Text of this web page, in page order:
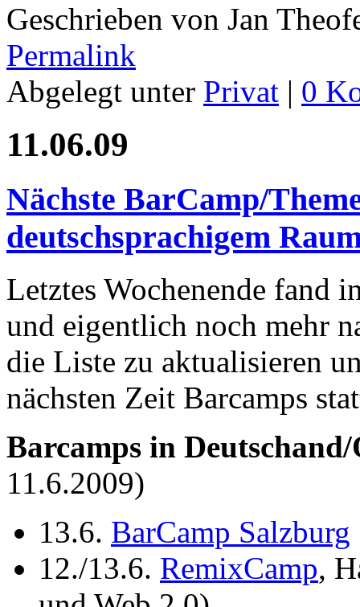
Geschrieben von Jan
Permalink
Abgelegt unter Privat | 0
11.06.09
Nächste BarCamp/
deutschsprachigem
Letztes Wochenende fand
und eigentlich noch mehr
die Liste zu aktualisieren
nächsten Zeit Barcamps
Barcamps in
11.6.2009)
13.6. BarCamp Salzburg
12./13.6. RemixCamp,